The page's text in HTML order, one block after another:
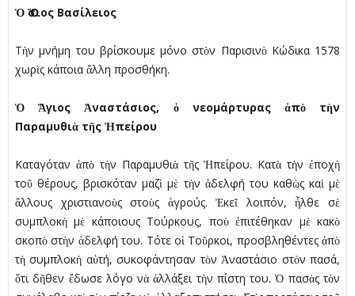
Ὁ Ὅσιος Βασίλειος
Τὴν µνήµη του βρίσκουµε µόνο στὸν Παρισινὸ Κώδικα 1578
χωρὶς κάποια ἄλλη προσθήκη.
Ὁ Ἅγιος Ἀναστάσιος, ὁ νεοµάρτυρας ἀπὸ τὴν
Παραµυθιὰ τῆς Ἠπείρου
Καταγόταν ἀπὸ τὴν Παραµυθιὰ τῆς Ἠπείρου. Κατὰ τὴν ἐποχὴ
τοῦ θέρους, βρισκόταν µαζὶ µὲ τὴν ἀδελφή του καθὼς καὶ µὲ
ἄλλους χριστιανοὺς στοὺς ἀγρούς. Ἐκεῖ λοιπόν, ἦλθε σὲ
συµπλοκὴ µὲ κάποιους Τούρκους, ποὺ ἐπιτέθηκαν µὲ κακὸ
σκοπὸ στὴν ἀδελφή του. Τότε οἱ Τοῦρκοι, προσβληθέντες ἀπὸ
τὴ συµπλοκὴ αὐτή, συκοφάντησαν τὸν Ἀναστάσιο στὸν πασά,
ὅτι δῆθεν ἔδωσε λόγο νὰ ἀλλάξει τὴν πίστη του. Ὁ πασὰς τὸν